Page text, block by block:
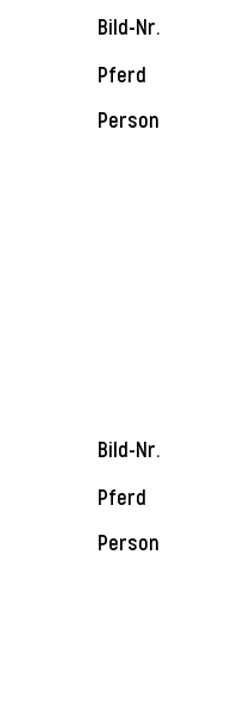
Bild-Nr.
Pferd
Person
Bild-Nr.
Pferd
Person